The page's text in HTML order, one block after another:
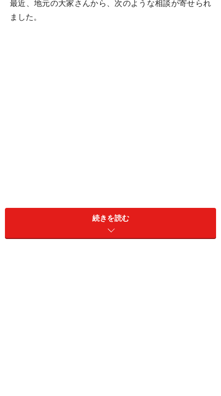
最近、地元の大家さんから、次のような相談が寄せられ
ました。
続きを読む